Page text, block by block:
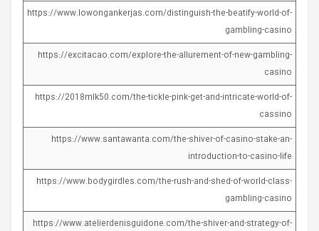
https://www.lowongankerjas.com/distinguish-the-beatify-world-of-
gambling-casino
https://excitacao.com/explore-the-allurement-of-new-gambling-
casino
https://2018mlk50.com/the-tickle-pink-get-and-intricate-world-of-
cassino
https://www.santawanta.com/the-shiver-of-casino-stake-an-
introduction-to-casino-life
https://www.bodygirdles.com/the-rush-and-shed-of-world-class-
gambling-casino
https://www.atelierdenisguidone.com/the-shiver-and-strategy-of-